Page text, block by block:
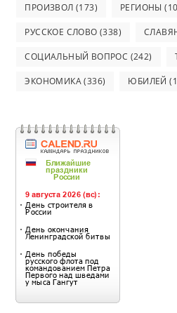
ПРОИЗВОЛ (173) РЕГИОНЫ
РУССКОЕ СЛОВО (338)
СОЦИАЛЬНЫЙ ВОПРОС (242)
ЭКОНОМИКА(336) ЮБИЛЕЙ